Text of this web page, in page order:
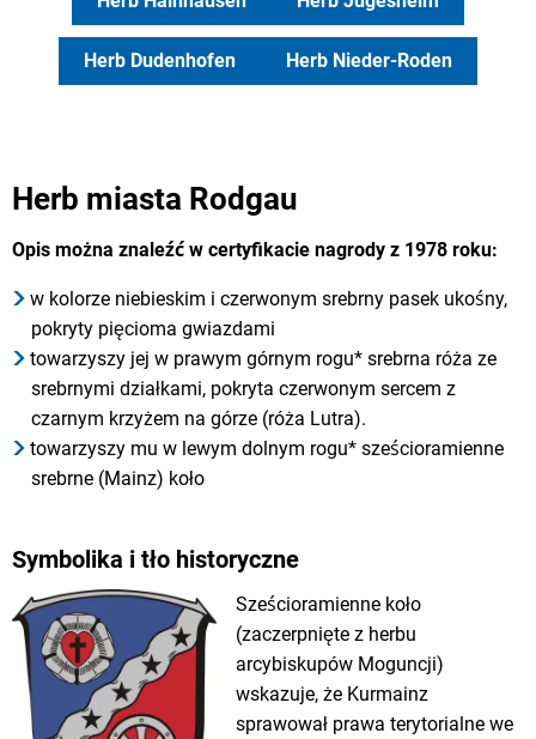
Herb Dudenhofen Herb Nieder-Roden
Herb miasta Rodgau
Opis można znaleźć w certyfikacie nagrody z 1978 roku:
w kolorze niebieskim i czerwonym srebrny pasek ukośny,
pokryty pięcioma gwiazdami
towarzyszy jej w prawym górnym rogu* srebrna róża ze
srebrnymi działkami, pokryta czerwonym sercem z
czarnym krzyżem na górze (róża Lutra).
towarzyszy mu w lewym dolnym rogu* sześcioramienne
srebrne (Mainz) koło
Symbolika i tło historyczne
Sześcioramienne koło
(zaczerpnięte z herbu
arcybiskupów Moguncji)
wskazuje, że Kurmainz
sprawował prawa terytorialne we